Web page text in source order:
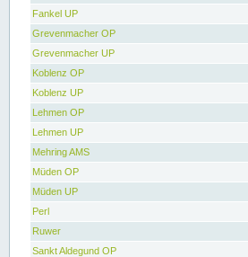
Fankel UP
Grevenmacher OP
Grevenmacher UP
Koblenz OP
Koblenz UP
Lehmen OP
Lehmen UP
Mehring AMS
Müden OP
Müden UP
Perl
Ruwer
Sankt Aldegund OP